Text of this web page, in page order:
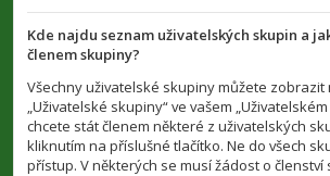
Kde najdu seznam uživatelských skupin a
členem skupiny?
Všechny uživatelské skupiny můžete zobrazit
„Uživatelské skupiny“ ve vašem
chcete stát členem některé z uživatelských
kliknutím na příslušné tlačítko. Ne do všech
přístup. V některých se musí žádost o členství